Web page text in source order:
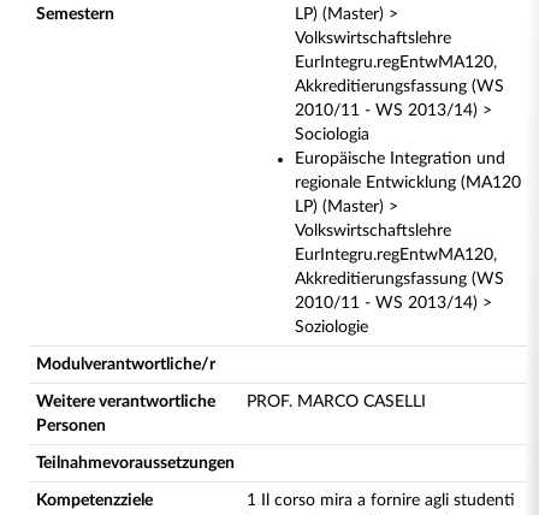
Semestern
LP) (Master) >
Volkswirtschaftslehre
EurIntegru.regEntwMA120,
Akkreditierungsfassung (WS
2010/11 - WS 2013/14) >
Sociologia
Europäische Integration und
regionale Entwicklung (MA120
LP) (Master) >
Volkswirtschaftslehre
EurIntegru.regEntwMA120,
Akkreditierungsfassung (WS
2010/11 - WS 2013/14) >
Soziologie
Modulverantwortliche/r
Weitere verantwortliche
Personen
PROF. MARCO CASELLI
Teilnahmevoraussetzungen
Kompetenzziele
1 Il corso mira a fornire agli studenti